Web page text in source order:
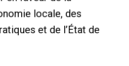
locale, des
et de l’État de